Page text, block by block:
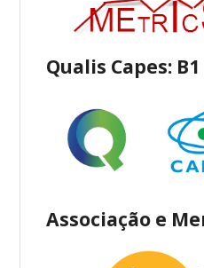
Qualis Capes: B1
Associação e